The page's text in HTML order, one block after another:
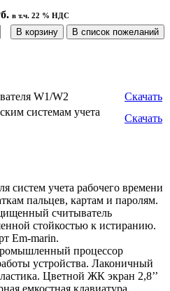
в т.ч. 22 % НДС
W1/W2
Скачать
системам учета
Скачать
систем учета рабочего времени
пальцев, картам и паролям.
считыватель
стойкостью к истиранию.
Em-marin.
процессор
устройства. Лаконичный
Цветной ЖК экран 2,8’’